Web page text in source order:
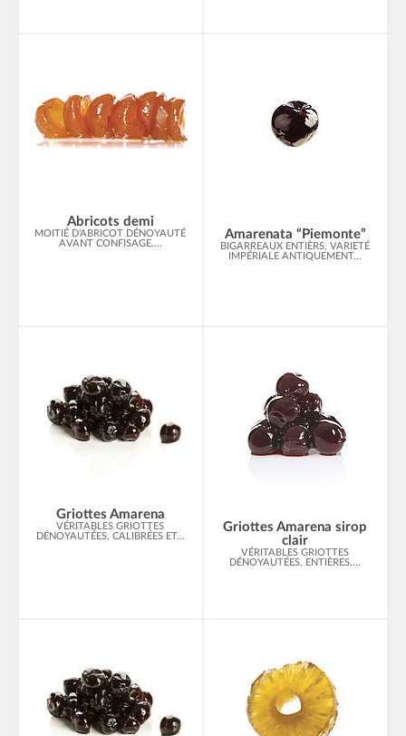
Abricots demi
MOITIÉ D’ABRICOT DÉNOYAUTÉ
AVANT CONFISAGE....
Amarenata “Piemonte”
BIGARREAUX ENTIÈRS, VARIETÉ
IMPÉRIALE ANTIQUEMENT...
Griottes Amarena
VÉRITABLES GRIOTTES
DÉNOYAUTÉES, CALIBRÉES ET...
Griottes Amarena sirop
clair
VÉRITABLES GRIOTTES
DÉNOYAUTÉES, ENTIÈRES,...